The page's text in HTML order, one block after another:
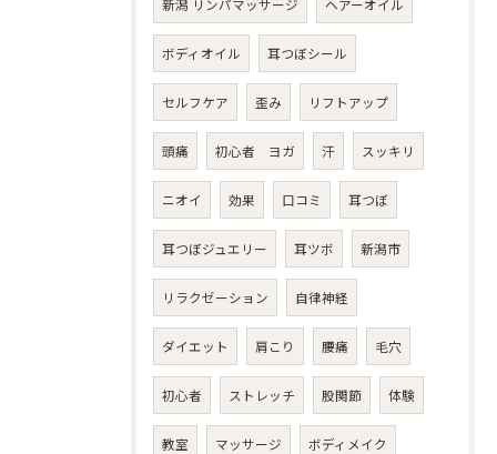
新潟 リンパマッサージ ヘアーオイル
ボディオイル 耳つぼシール
セルフケア 歪み リフトアップ
頭痛 初心者 ヨガ 汗 スッキリ
ニオイ 効果 口コミ 耳つぼ
耳つぼジュエリー 耳ツボ 新潟市
リラクゼーション 自律神経
ダイエット 肩こり 腰痛 毛穴
初心者 ストレッチ 股関節 体験
教室 マッサージ ボディメイク